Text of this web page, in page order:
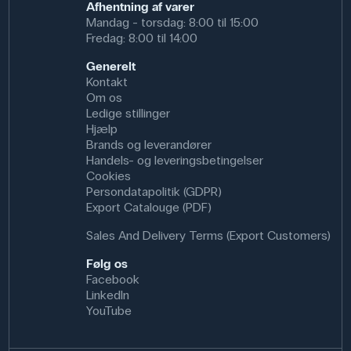
Specifikationer
Farve: Grå
Antal huller: 4
Dimensioner: (h) 40 mm
Afhentning af varer
Mandag - torsdag: 8:00 til 15:00
Fredag: 8:00 til 14:00
Generelt
Kontakt
Om os
Ledige stillinger
Hjælp
Brands og leverandører
Handels- og leveringsbetingelser
Cookies
Persondatapolitik (GDPR)
Export Catalouge (PDF)
Sales And Delivery Terms (Export Customers)
Følg os
Facebook
LinkedIn
YouTube